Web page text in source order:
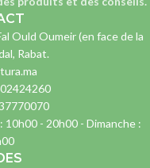
Ould Oumeir (en face de la
Rabat.
10h00 - 20h00 - Dimanche :